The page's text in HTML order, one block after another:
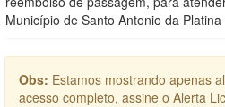
Município de Santo Antonio da Platina
Obs: Estamos mostrando apenas
acesso completo, assine o Alerta